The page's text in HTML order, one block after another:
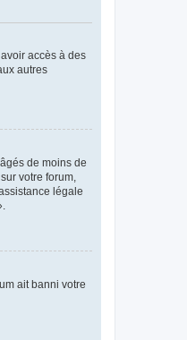
accès à des
autres
de moins de
votre forum,
légale
ait banni votre